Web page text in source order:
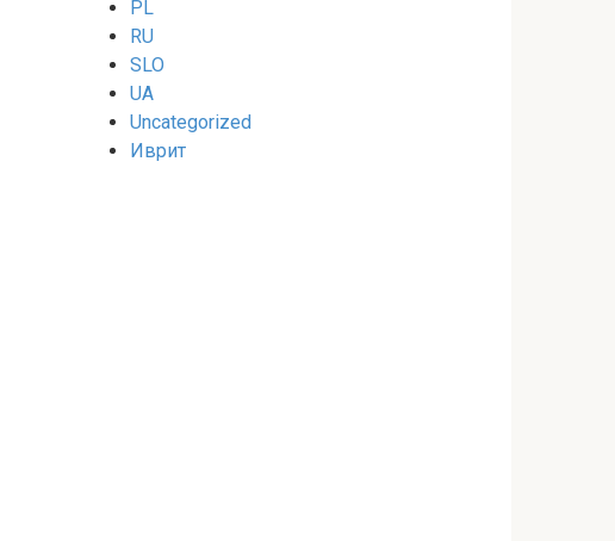
PL
RU
SLO
UA
Uncategorized
Иврит